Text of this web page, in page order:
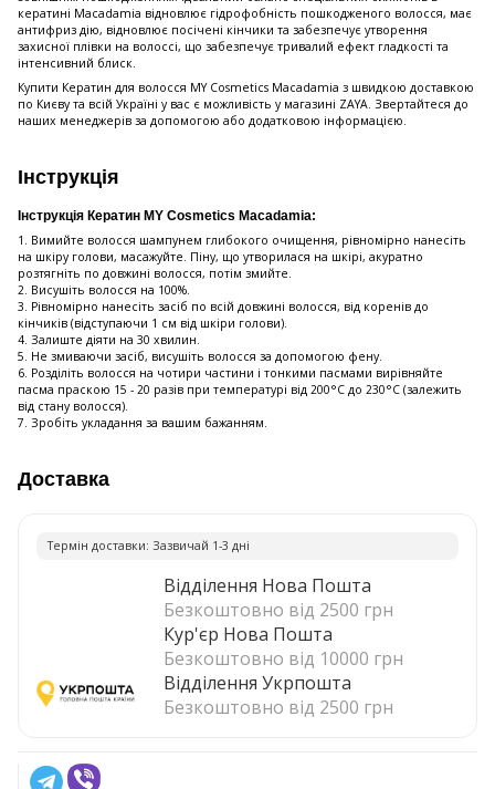
кератині Macadamia відновлює гідрофобність пошкодженого волосся, має
антифриз дію, відновлює посічені кінчики та забезпечує утворення
захисної плівки на волоссі, що забезпечує тривалий ефект гладкості та
інтенсивний блиск.
Купити Кератин для волосся MY Cosmetics Macadamia з швидкою доставкою
по Києву та всій Україні у вас є можливість у магазині ZAYA. Звертайтеся до
наших менеджерів за допомогою або додатковою інформацією.
Інструкція
Інструкція Кератин MY Cosmetics Macadamia:
1. Вимийте волосся шампунем глибокого очищення, рівномірно нанесіть
на шкіру голови, масажуйте. Піну, що утворилася на шкірі, акуратно
розтягніть по довжині волосся, потім змийте.
2. Висушіть волосся на 100%.
3. Рівномірно нанесіть засіб по всій довжині волосся, від коренів до
кінчиків (відступаючи 1 см від шкіри голови).
4. Залиште діяти на 30 хвилин.
5. Не змиваючи засіб, висушіть волосся за допомогою фену.
6. Розділіть волосся на чотири частини і тонкими пасмами вирівняйте
пасма праскою 15 - 20 разів при температурі від 200°C до 230°C (залежить
від стану волосся).
7. Зробіть укладання за вашим бажанням.
Доставка
Термiн доставки: Зазвичай 1-3 днi
Відділення Нова Пошта
Безкоштовно від 2500 грн
Кур'єр Нова Пошта
Безкоштовно від 10000 грн
Відділення Укрпошта
Безкоштовно від 2500 грн